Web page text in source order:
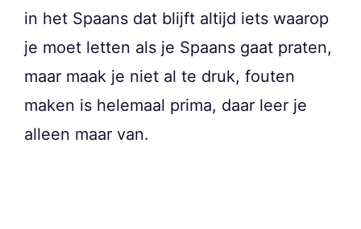
in het Spaans dat blijft altijd iets waarop
je moet letten als je Spaans gaat praten,
maar maak je niet al te druk, fouten
maken is helemaal prima, daar leer je
alleen maar van.